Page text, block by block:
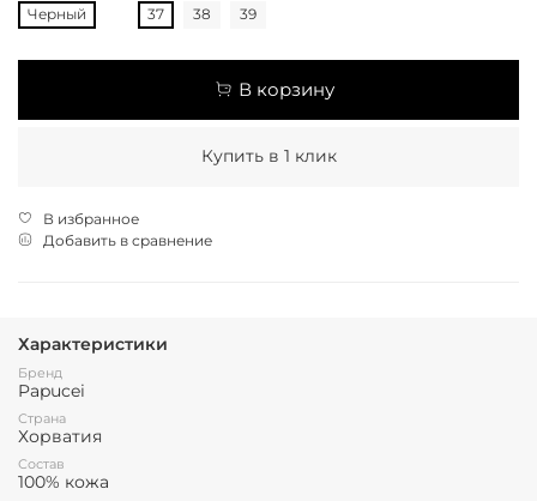
Черный 37 38 39
В корзину
Купить в 1 клик
В избранное
Добавить в сравнение
Характеристики
Бренд
Papucei
Страна
Хорватия
Состав
100% кожа